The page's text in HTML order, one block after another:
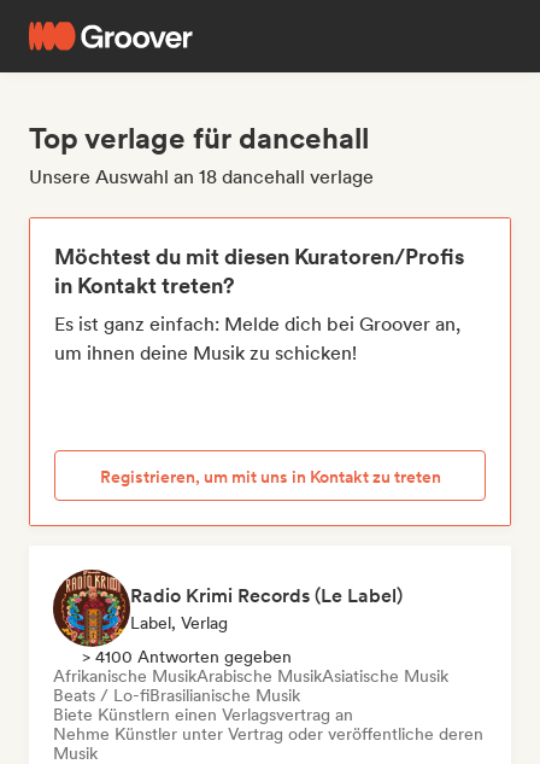
Top verlage für dancehall
Unsere Auswahl an 18 dancehall verlage
Möchtest du mit diesen Kuratoren/Profis
in Kontakt treten?
Es ist ganz einfach: Melde dich bei Groover an,
um ihnen deine Musik zu schicken!
Registrieren, um mit uns in Kontakt zu treten
Radio Krimi Records (Le Label)
Label, Verlag
> 4100 Antworten gegeben
Afrikanische MusikArabische MusikAsiatische Musik
Beats / Lo-fiBrasilianische Musik
Biete Künstlern einen Verlagsvertrag an
Nehme Künstler unter Vertrag oder veröffentliche deren
Musik